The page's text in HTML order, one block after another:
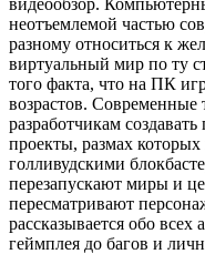
неотъемлемой частью
разному относиться к
виртуальный мир по ту
того факта, что на ПК
возрастов. Современные
разработчикам
проекты, размах
голливудскими
перезапускают миры и
пересматривают
рассказывается обо
геймплея до багов и